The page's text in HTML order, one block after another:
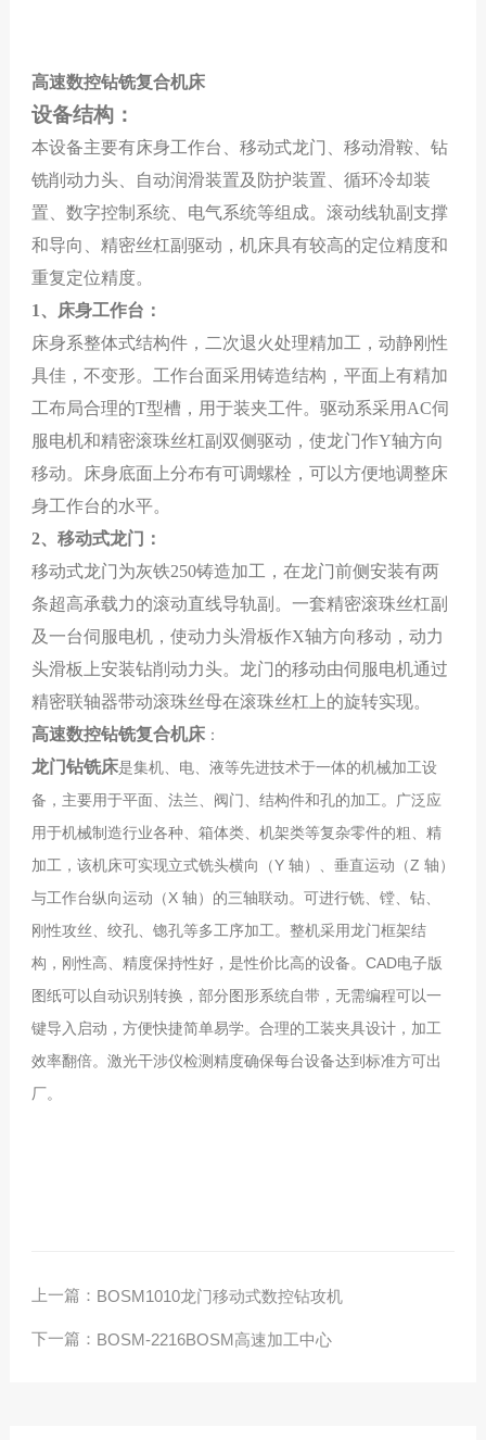
高速数控钻铣复合机床
设备结构：
本设备主要有床身工作台、移动式龙门、移动滑鞍、钻
铣削动力头、自动润滑装置及防护装置、循环冷却装
置、数字控制系统、电气系统等组成。滚动线轨副支撑
和导向、精密丝杠副驱动，机床具有较高的定位精度和
重复定位精度。
1、床身工作台：
床身系整体式结构件， 二次退 火处理精加工，动静刚性
具佳，不变形。工作台面采用铸造结构，平面 上有精加
工布局合理的T型槽 ，用于装夹工件。驱动系采用 AC伺
服电机和精密滚珠丝杠副双侧驱动，使龙门作Y轴方向
移动。床身底面上分布有可调螺栓，可以方便地调整床
身工作台的水平。
2、移动式龙门：
移动式龙门为灰铁250铸造加工 ，在龙门前侧安装有两
条超高承载力的滚动直线导轨副。一套精密滚珠丝杠副
及一台伺服电机，使动力头滑板作X轴方向移动 ， 动力
头滑板上安装钻削动力头。龙门的移动由伺服电机通过
精密联轴器带动滚珠丝母在滚珠丝杠上的旋转实现。
高速数控钻铣复合机床：
龙门钻铣床是集机、电、液等先进技术于一体的机械加工设
备，主要用于平面、法兰、阀门、结构件和孔的加工。广泛应
用于机械制造行业各种、箱体类、机架类等复杂零件的粗、精
加工，该机床可实现立式铣头横向（Y 轴）、垂直运动（Z 轴）
与工作台纵向运动（X 轴）的三轴联动。可进行铣、镗、钻、
刚性攻丝、绞孔、锪孔等多工序加工。整机采用龙门框架结
构，刚性高、精度保持性好，是性价比高的设备。CAD电子版
图纸可以自动识别转换，部分图形系统自带，无需编程可以一
键导入启动，方便快捷简单易学。合理的工装夹具设计，加工
效率翻倍。激光干涉仪检测精度确保每台设备达到标准方可出
厂。
上一篇： BOSM1010龙门移动式数控钻攻机
下一篇： BOSM-2216BOSM高速加工中心